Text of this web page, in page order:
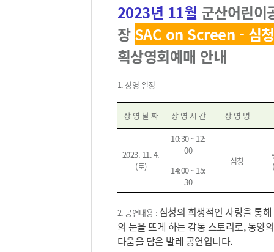
2023년 11월 군산어린이
장SAC on Screen - 심청
획상영회예매 안내
1. 상영 일정
상 영 날 짜 상 영 시 간 상 영 명
2023. 11. 4.
(토)
10:30 ~ 12:
00
심청
14:00 ~ 15:
30
2.공연내용 : 심청의 희생적인 사랑을 통
의 눈을 뜨게 하는 감동 스토리로, 동양
다움을 담은 발레 공연입니다.